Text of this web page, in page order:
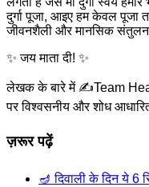
दुर्गा पूजा, आइए हम केवल पूजा
जीवनशैली और मानसिक संतुलन
✨ जय माता दी! ✨
लेखक के बारे में ✍️Team
पर विश्वसनीय और शोध
ज़रूर पढ़ें
🪔 दिवाली के दिन ये 6